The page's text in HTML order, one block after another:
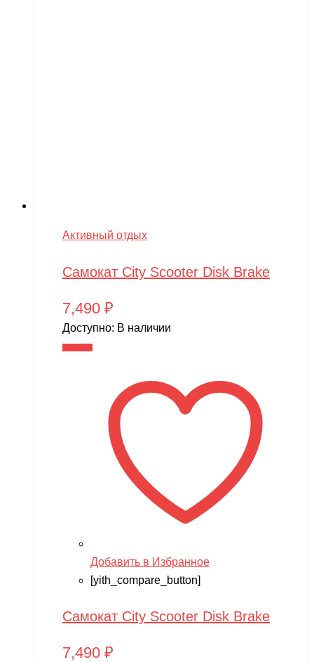
Активный отдых
Самокат City Scooter Disk Brake
7,490 ₽
Доступно: В наличии
Добавить в Избранное
[yith_compare_button]
Самокат City Scooter Disk Brake
7,490 ₽